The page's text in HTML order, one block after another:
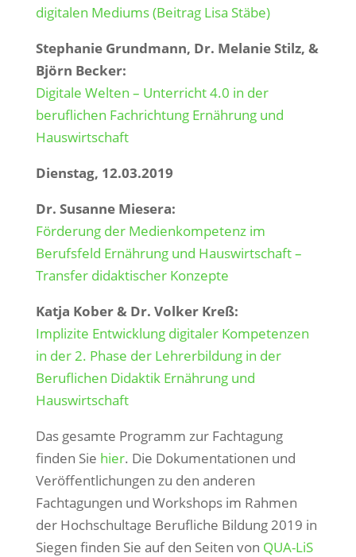
digitalen Mediums (Beitrag Lisa Stäbe)
Stephanie Grundmann, Dr. Melanie Stilz, &
Björn Becker:
Digitale Welten – Unterricht 4.0 in der
beruflichen Fachrichtung Ernährung und
Hauswirtschaft
Dienstag, 12.03.2019
Dr. Susanne Miesera:
Förderung der Medienkompetenz im
Berufsfeld Ernährung und Hauswirtschaft –
Transfer didaktischer Konzepte
Katja Kober & Dr. Volker Kreß:
Implizite Entwicklung digitaler Kompetenzen
in der 2. Phase der Lehrerbildung in der
Beruflichen Didaktik Ernährung und
Hauswirtschaft
Das gesamte Programm zur Fachtagung
finden Sie hier. Die Dokumentationen und
Veröffentlichungen zu den anderen
Fachtagungen und Workshops im Rahmen
der Hochschultage Berufliche Bildung 2019 in
Siegen finden Sie auf den Seiten von QUA-LiS